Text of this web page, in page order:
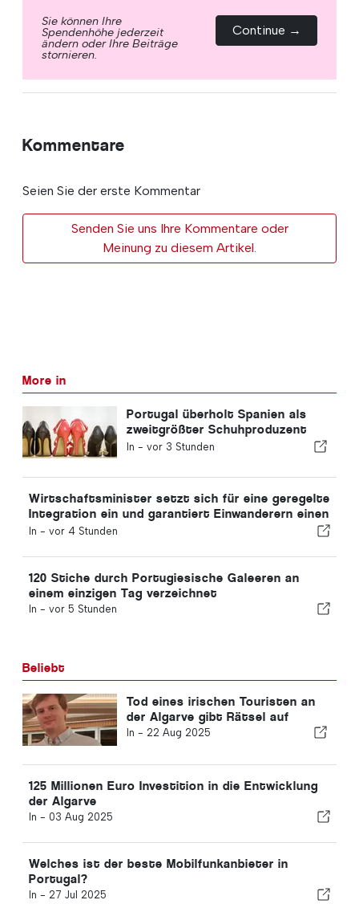
Sie können Ihre
Spendenhöhe jederzeit
ändern oder Ihre Beiträge
stornieren.
Continue →
Kommentare
Seien Sie der erste Kommentar
Senden Sie uns Ihre Kommentare oder
Meinung zu diesem Artikel.
More in
Portugal überholt Spanien als
zweitgrößter Schuhproduzent
Europas
In - vor 3 Stunden
Wirtschaftsminister setzt sich für eine geregelte
Integration ein und garantiert Einwanderern einen
Schnellverfahren-Kanal
In - vor 4 Stunden
120 Stiche durch Portugiesische Galeeren an
einem einzigen Tag verzeichnet
In - vor 5 Stunden
Beliebt
Tod eines irischen Touristen an
der Algarve gibt Rätsel auf
In - 22 Aug 2025
125 Millionen Euro Investition in die Entwicklung
der Algarve
In - 03 Aug 2025
Welches ist der beste Mobilfunkanbieter in
Portugal?
In - 27 Jul 2025